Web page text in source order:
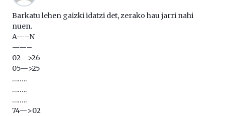
Barkatu lehen gaizki idatzi det, zerako hau jarri nahi
nuen.
A—–N
——–
02—>26
05—>25
……..
……..
……..
74—>02